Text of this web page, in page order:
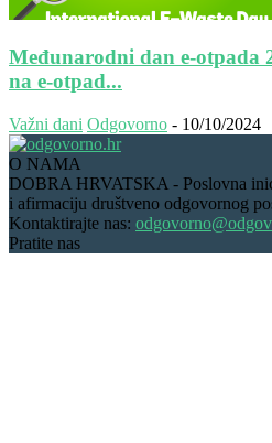
Međunarodni dan e-otpada
na e-otpad...
Važni dani Odgovorno - 10/10/2024
O NAMA
DOBRA HRVATSKA - Poslovna
i afirmaciju društveno odgovornog
Kontaktirajte nas:
Pratite nas